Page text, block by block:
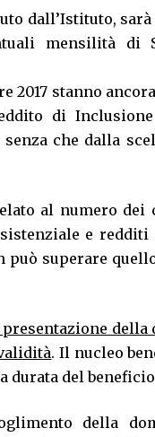
dall’Istituto,
mensilità di
2017 stanno
di
che dalla
al numero
e
superare
della
. Il nucleo
durata del
della